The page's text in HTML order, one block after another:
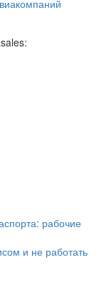
рабочие
и не работать